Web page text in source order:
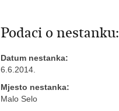
Podaci o nestanku:
Datum nestanka:
6.6.2014.
Mjesto nestanka:
Malo Selo